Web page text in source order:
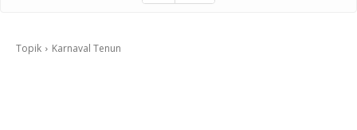
Topik Karnaval Tenun